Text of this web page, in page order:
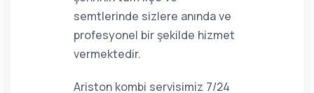
semtlerinde sizlere anında ve
profesyonel bir şekilde hizmet
vermektedir.
Ariston kombi servisimiz 7/24